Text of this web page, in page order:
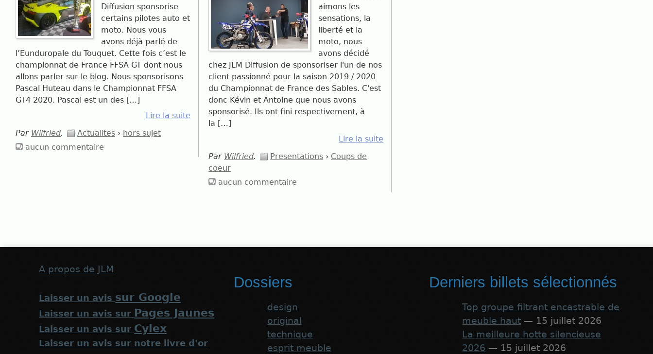
Diffusion sponsorise
certains pilotes auto et
moto. Nous vous
avons déjà parlé de
l’Eunduropale du Touquet. Cette fois c’est le
championnat de France FFSA GT dont nous
allons parler sur le blog. Nous sponsorisons
Pascal Huteau dans le Championnat FFSA
GT4 2020. Pascal est un des […]
Lire la suite
Par Wilfried. Actualites › hors sujet
aucun commentaire
aimons les
sensations, la
liberté et la
moto, nous
avons décidé
chez JLM Diffusion de sponsoriser l'un de nos
client passionné pour la saison 2019 / 2020
du Championnat de France des Sables. C'est
donc Kévin et Antoine que nous avons
sponsorisé. Ils ont fini respectivement, à
la […]
Lire la suite
Par Wilfried. Presentations › Coups de
coeur
aucun commentaire
A propos de JLM
Laisser un avis sur Google
Laisser un avis sur Pages Jaunes
Laisser un avis sur Cylex
Laisser un avis sur notre livre d'or
Dossiers
design
original
technique
esprit meuble
Derniers billets sélectionnés
Top groupe filtrant encastrable de
meuble haut — 15 juillet 2026
La meilleure hotte silencieuse
2026 — 15 juillet 2026